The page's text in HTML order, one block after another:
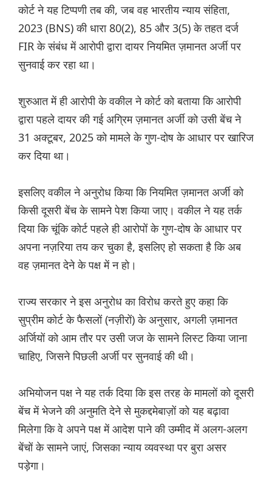
कोर्ट ने यह टिप्पणी तब की, जब वह भारतीय न्याय संहिता,
2023 (BNS) की धारा 80(2), 85 और 3(5) के तहत दर्ज
FIR के संबंध में आरोपी द्वारा दायर नियमित ज़मानत अर्जी पर
सुनवाई कर रहा था।
शुरुआत में ही आरोपी के वकील ने कोर्ट को बताया कि आरोपी
द्वारा पहले दायर की गई अग्रिम ज़मानत अर्जी को उसी बेंच ने
31 अक्टूबर, 2025 को मामले के गुण-दोष के आधार पर खारिज
कर दिया था।
इसलिए वकील ने अनुरोध किया कि नियमित ज़मानत अर्जी को
किसी दूसरी बेंच के सामने पेश किया जाए। वकील ने यह तर्क
दिया कि चूंकि कोर्ट पहले ही आरोपों के गुण-दोष के आधार पर
अपना नज़रिया तय कर चुका है, इसलिए हो सकता है कि अब
वह ज़मानत देने के पक्ष में न हो।
राज्य सरकार ने इस अनुरोध का विरोध करते हुए कहा कि
सुप्रीम कोर्ट के फैसलों (नज़ीरों) के अनुसार, अगली ज़मानत
अर्जियों को आम तौर पर उसी जज के सामने लिस्ट किया जाना
चाहिए, जिसने पिछली अर्जी पर सुनवाई की थी।
अभियोजन पक्ष ने यह तर्क दिया कि इस तरह के मामलों को दूसरी
बेंच में भेजने की अनुमति देने से मुकद्दमेबाज़ों को यह बढ़ावा
मिलेगा कि वे अपने पक्ष में आदेश पाने की उम्मीद में अलग-अलग
बेंचों के सामने जाएं, जिसका न्याय व्यवस्था पर बुरा असर
पड़ेगा।